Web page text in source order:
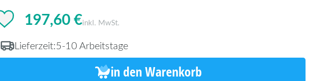
197,60 €inkl. MwSt.
Lieferzeit:5-10 Arbeitstage
in den Warenkorb